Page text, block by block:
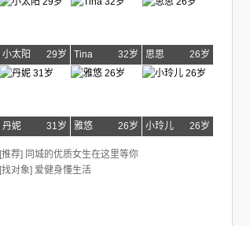
小太阳 29岁 Tina 32岁 思思 26岁
丹妮 31岁 雅悠 26岁 小玲儿 26岁
[推荐] 同城的优质女生在这里等你
[找对象] 爱健身懂生活